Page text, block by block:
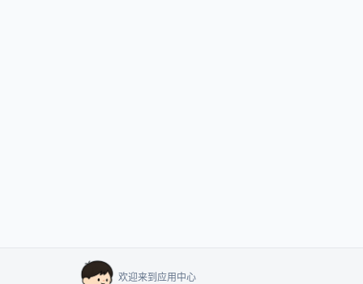
欢迎来到应用中心